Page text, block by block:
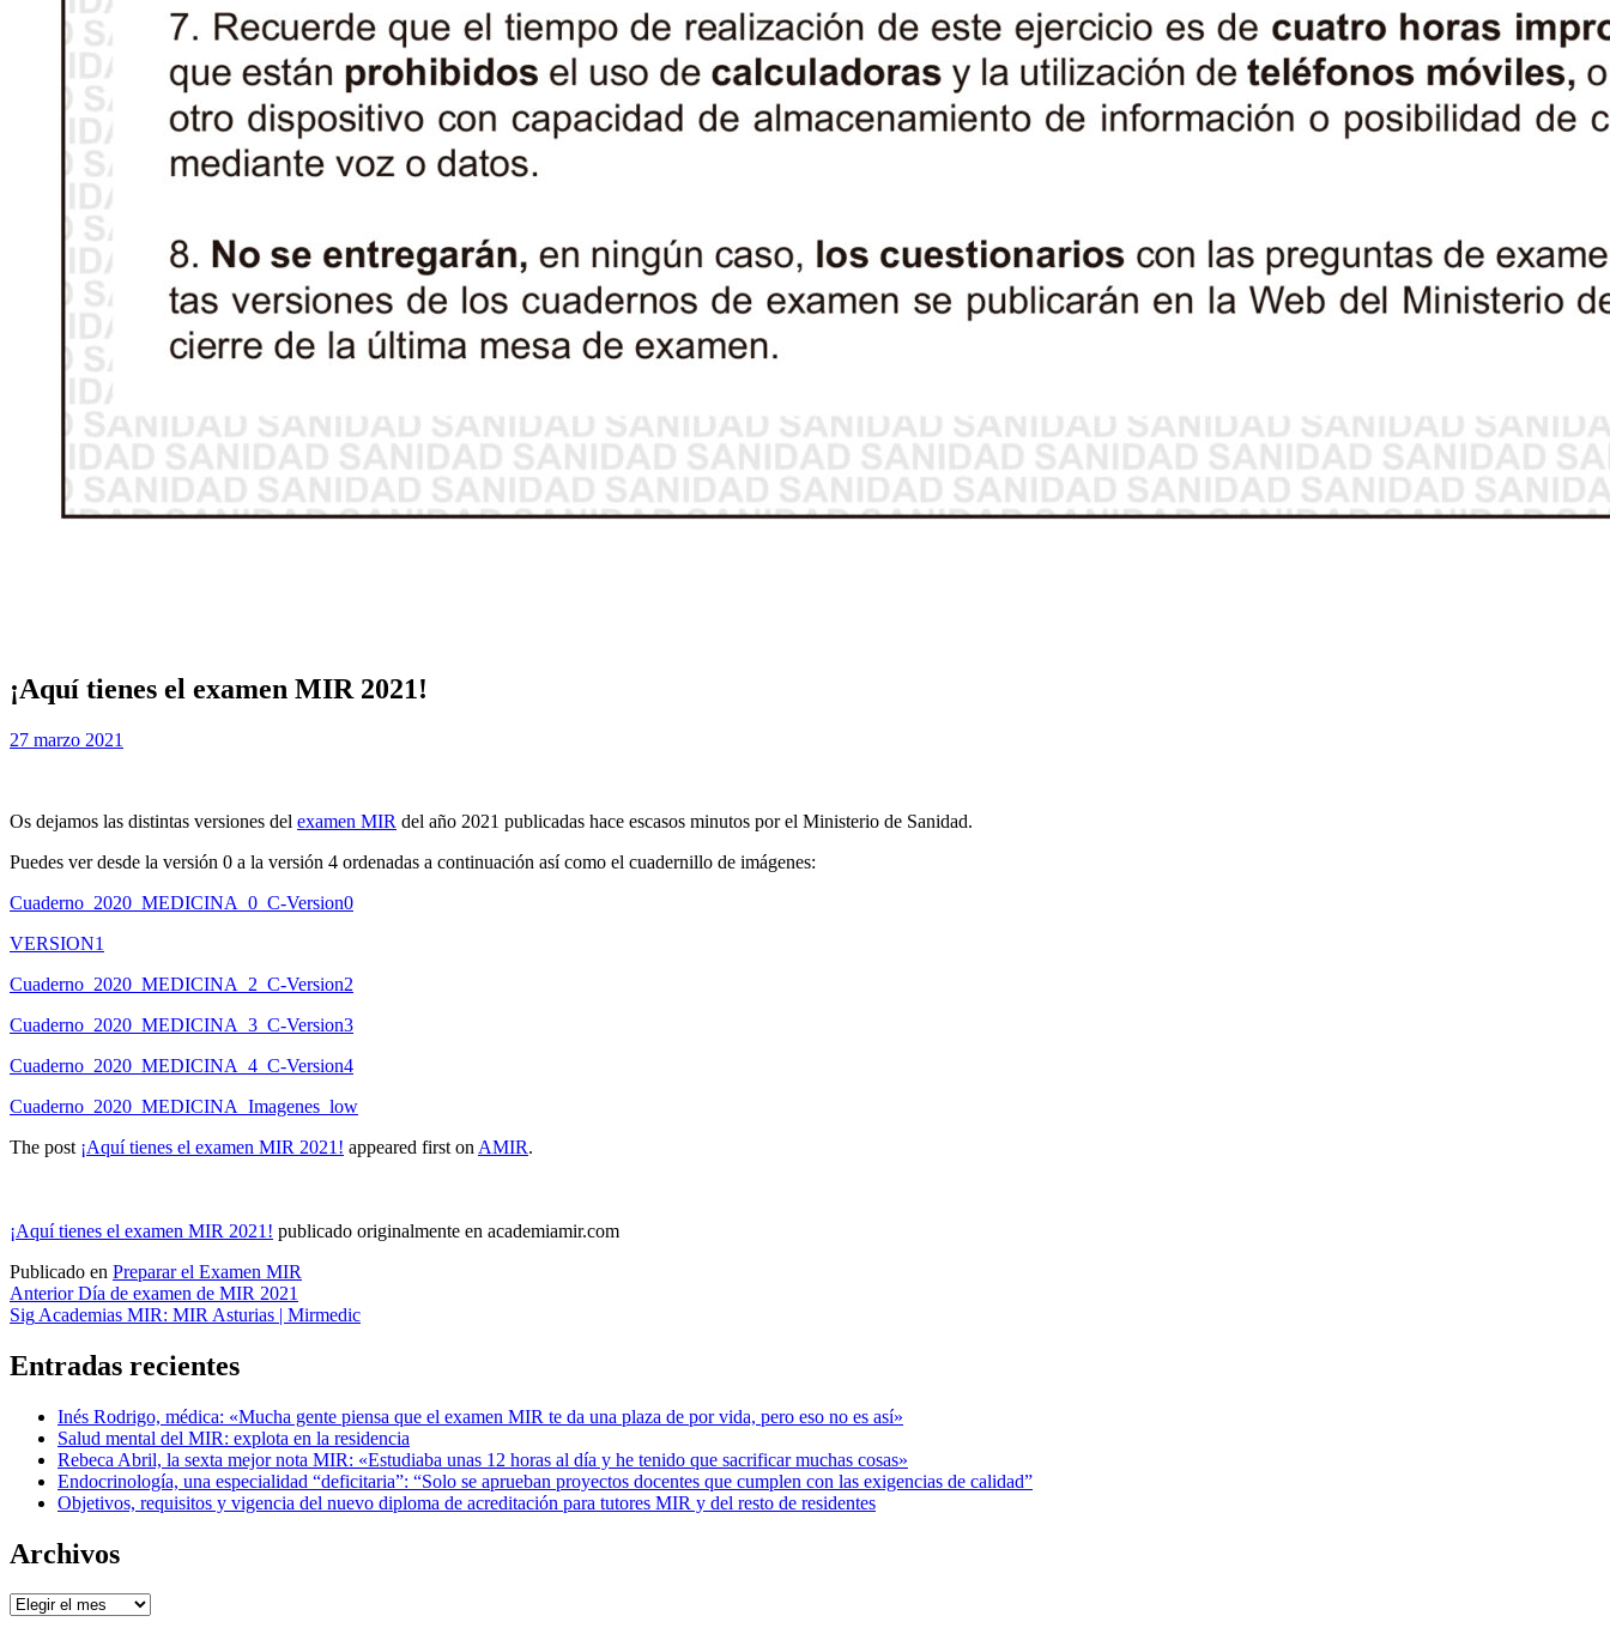
¡Aquí tienes el examen MIR 2021!
porExamen MIR
Publicada
27 marzo 2021
Os dejamos las distintas versiones del examen MIR del año 2021 publicadas hace escasos minutos por el Ministerio de Sanidad.
Puedes ver desde la versión 0 a la versión 4 ordenadas a continuación así como el cuadernillo de imágenes:
Cuaderno_2020_MEDICINA_0_C-Version0
VERSION1
Cuaderno_2020_MEDICINA_2_C-Version2
Cuaderno_2020_MEDICINA_3_C-Version3
Cuaderno_2020_MEDICINA_4_C-Version4
Cuaderno_2020_MEDICINA_Imagenes_low
The post ¡Aquí tienes el examen MIR 2021! appeared first on AMIR.
¡Aquí tienes el examen MIR 2021! publicado originalmente en academiamir.com
Publicado en Preparar el Examen MIR
Navegación
de
entradas
Anterior Día de examen de MIR 2021
Sig Academias MIR: MIR Asturias | Mirmedic
Entradas recientes
Inés Rodrigo, médica: «Mucha gente piensa que el examen MIR te da una plaza de por vida, pero eso no es así»
Salud mental del MIR: explota en la residencia
Rebeca Abril, la sexta mejor nota MIR: «Estudiaba unas 12 horas al día y he tenido que sacrificar muchas cosas»
Endocrinología, una especialidad “deficitaria”: “Solo se aprueban proyectos docentes que cumplen con las exigencias de calidad”
Objetivos, requisitos y vigencia del nuevo diploma de acreditación para tutores MIR y del resto de residentes
Archivos
Archivos